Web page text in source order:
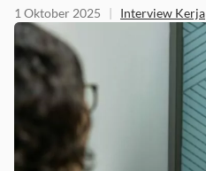
1 Oktober 2025 | Interview Kerja